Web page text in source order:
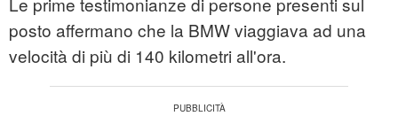
posto affermano che la BMW viaggiava ad una
velocità di più di 140 kilometri all'ora.